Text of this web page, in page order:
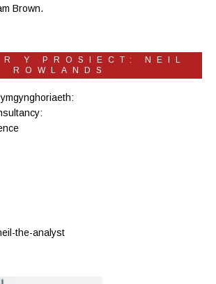
Brown.
Y PROSIECT: NEIL
ROWLANDS
the-analyst